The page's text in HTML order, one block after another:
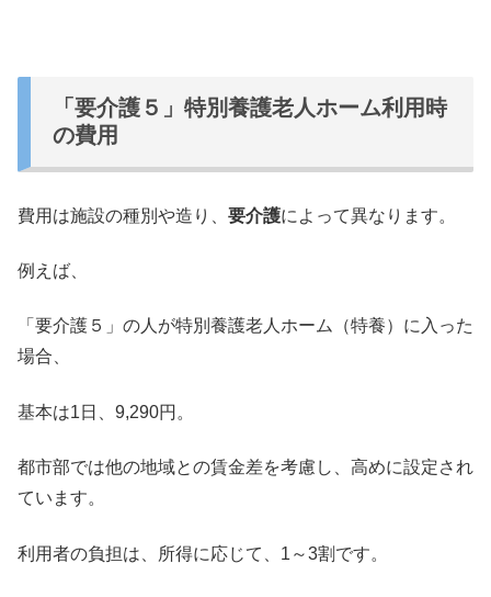
「要介護５」特別養護老人ホーム利用時
の費用
費用は施設の種別や造り、 要介護によって異なります。
例えば、
「要介護５」の人が特別養護老人ホーム（特養）に入った
場合、
基本は1日、9,290円。
都市部では他の地域との賃金差を考慮し、高めに設定され
ています。
利用者の負担は、所得に応じて、1～3割です。